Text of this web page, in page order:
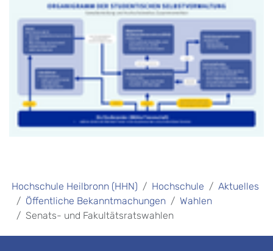
Hochschule Heilbronn (HHN) Hochschule
Aktuelles
Öffentliche Bekanntmachungen
Wahlen
Senats- und Fakultätsratswahlen